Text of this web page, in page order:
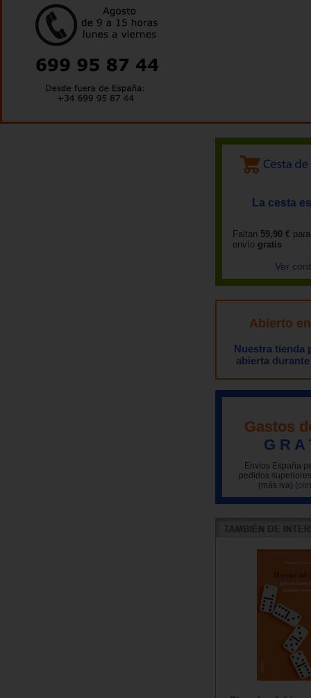
La cesta
Faltan 59,90 €
envío gratis
Ver
Abierto
Nuestra tienda
abierta
Gastos
G R A
Envíos España
pedidos
(más iva)